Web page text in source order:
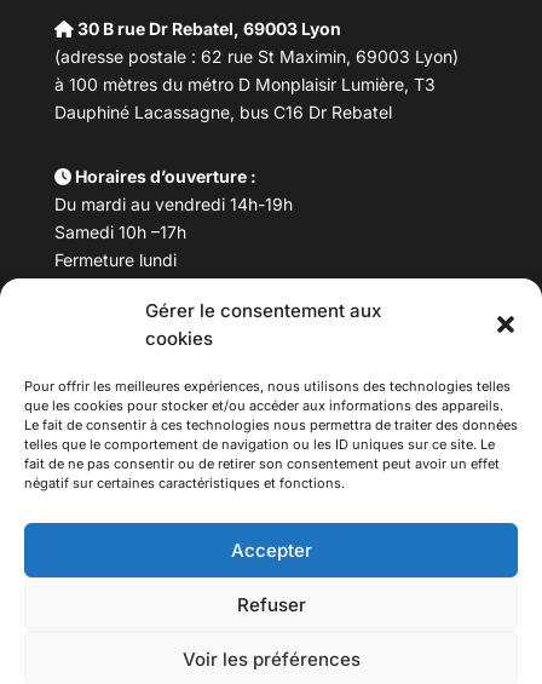
Gérer le consentement aux
cookies
Pour offrir les meilleures expériences, nous utilisons des technologies telles
que les cookies pour stocker et/ou accéder aux informations des appareils.
Le fait de consentir à ces technologies nous permettra de traiter des données
telles que le comportement de navigation ou les ID uniques sur ce site. Le
fait de ne pas consentir ou de retirer son consentement peut avoir un effet
négatif sur certaines caractéristiques et fonctions.
Accepter
Refuser
Voir les préférences
30 B rue Dr Rebatel, 69003 Lyon
(adresse postale : 62 rue St Maximin, 69003 Lyon)
à 100 mètres du métro D Monplaisir Lumière, T3
Dauphiné Lacassagne, bus C16 Dr Rebatel
Horaires d’ouverture :
Du mardi au vendredi 14h-19h
Samedi 10h –17h
Fermeture lundi
Téléphone : 04 78 53 06 40
maisondesculturesasiatiques@asiexpo.com
Tous droits réservés.